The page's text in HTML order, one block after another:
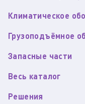
Климатическое
Грузоподъёмное
Запасные части
Весь каталог
Решения